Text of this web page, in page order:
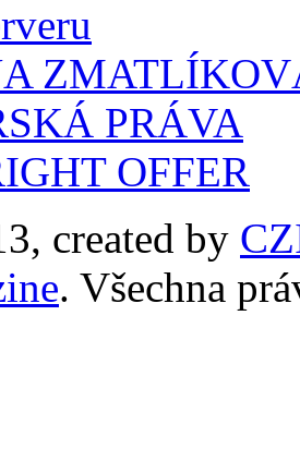
PRÁVA
OFFER
created by
. Všechna